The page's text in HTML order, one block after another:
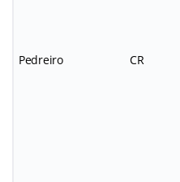
Pedreiro CR